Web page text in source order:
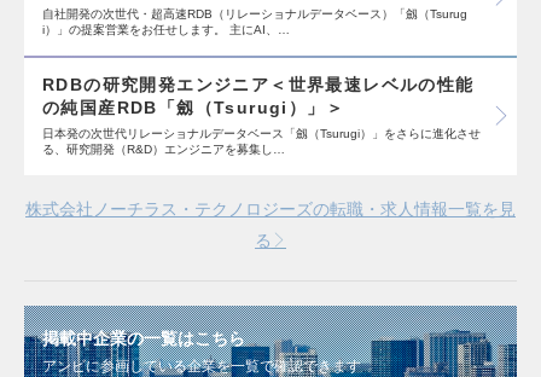
自社開発の次世代・超高速RDB（リレーショナルデータベース）「劔（Tsurug
i）」の提案営業をお任せします。 主にAI、…
RDBの研究開発エンジニア＜世界最速レベルの性能
の純国産RDB「劔（Tsurugi）」＞
日本発の次世代リレーショナルデータベース「劔（Tsurugi）」をさらに進化させ
る、研究開発（R&D）エンジニアを募集し…
株式会社ノーチラス・テクノロジーズの転職・求人情報一覧を見
る
掲載中企業の一覧はこちら
アンビに参画している企業を一覧で確認できます